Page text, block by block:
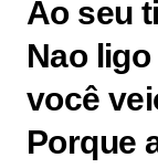
Ao seu
Nao
você
Porque